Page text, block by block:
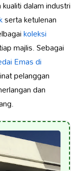
dalam industri
serta ketulenan
koleksi
majlis. Sebagai
Emas di
pelanggan
dan